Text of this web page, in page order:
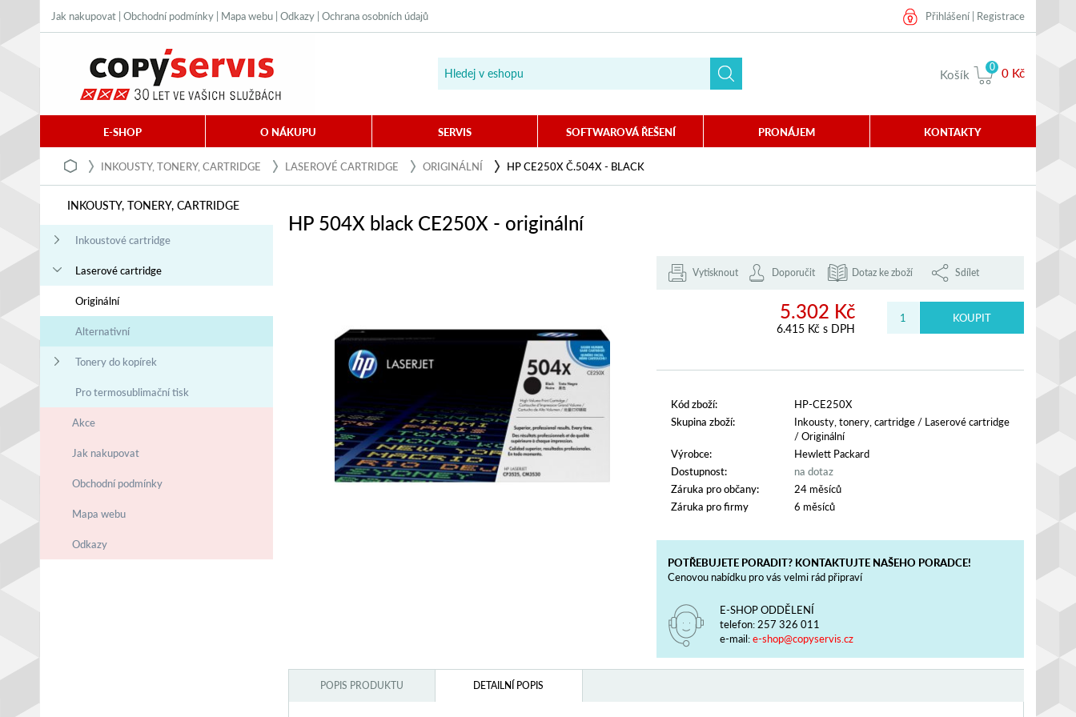
Jak nakupovat Obchodní podmínky Mapa webu Odkazy Ochrana osobních údajů Přihlášení Registrace
Košík
0 0 Kč
E-SHOP O NÁKUPU SERVIS SOFTWAROVÁ ŘEŠENÍ PRONÁJEM KONTAKTY
INKOUSTY, TONERY, CARTRIDGE LASEROVÉ CARTRIDGE ORIGINÁLNÍ HP CE250X Č.504X - BLACK
INKOUSTY, TONERY, CARTRIDGE
Inkoustové cartridge
Laserové cartridge
Originální
Alternativní
Tonery do kopírek
Pro termosublimační tisk
Akce
Jak nakupovat
Obchodní podmínky
Mapa webu
Odkazy
HP 504X black CE250X - originální
Vytisknout Doporučit Dotaz ke zboží Sdílet
5.302 Kč
6.415 Kč s DPH
Kód zboží:
HP-CE250X
Skupina zboží:
Inkousty, tonery, cartridge/ Laserové cartridge
/Originální
Výrobce:
Hewlett Packard
Dostupnost:
na dotaz
Záruka pro občany:
24 měsíců
Záruka pro firmy
6 měsíců
POTŘEBUJETE PORADIT? KONTAKTUJTE NAŠEHO PORADCE!
Cenovou nabídku pro vás velmi rád připraví
E-SHOP ODDĚLENÍ
telefon: 257 326 011
e-mail:e-shop@copyservis.cz
POPIS PRODUKTU DETAILNÍ POPIS